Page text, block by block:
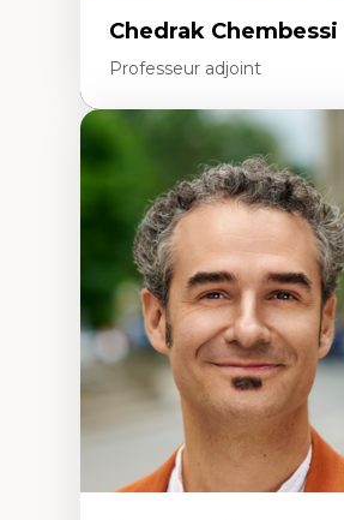
Chedrak Chembessi
Professeur adjoint
Économie circulaire
Modèles d’affaires durables
Histoire des faits économiques
Gestion durable des ressources
Écologie industrielle
Aménagement durable du
Développement régional
Coopératives
Télétravail en milieu rural
Transition socio-écologique